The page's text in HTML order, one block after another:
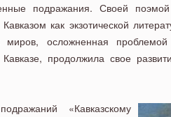
подражания. Своей
как экзотической
миров, осложненная проблемой
продолжила свое
«Кавказскому